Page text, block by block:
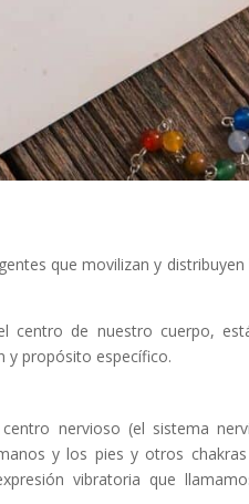
que movilizan y
centro de nuestro cuerpo,
y propósito específico.
nervioso (el sistema
y los pies y otros
vibratoria que